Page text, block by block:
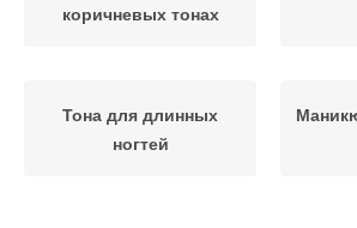
коричневых тонах
Тона для длинных
ногтей